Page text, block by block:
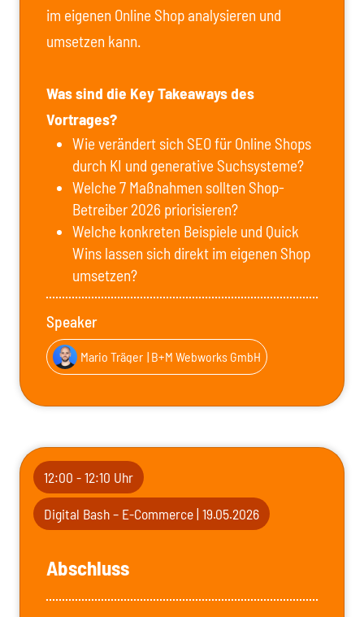
im eigenen Online Shop analysieren und
umsetzen kann.
Was sind die Key Takeaways des
Vortrages?
Wie verändert sich SEO für Online Shops
durch KI und generative Suchsysteme?
Welche 7 Maßnahmen sollten Shop-
Betreiber 2026 priorisieren?
Welche konkreten Beispiele und Quick
Wins lassen sich direkt im eigenen Shop
umsetzen?
Speaker
Mario Träger | B+M Webworks GmbH
12:00 - 12:10 Uhr
Digital Bash – E-Commerce | 19.05.2026
Abschluss